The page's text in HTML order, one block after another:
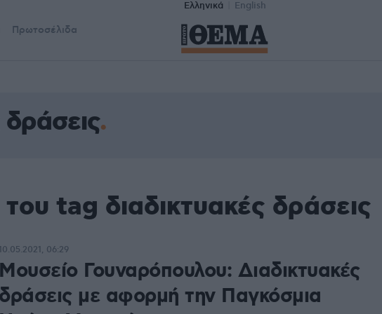
Ελληνικά English
Πρωτοσέλιδα
δράσεις
tag διαδικτυακές δράσεις
Μουσείο Γουναρόπουλου: Διαδικτυακές
δράσεις με αφορμή την Παγκόσμια
10.05.2021, 06:29